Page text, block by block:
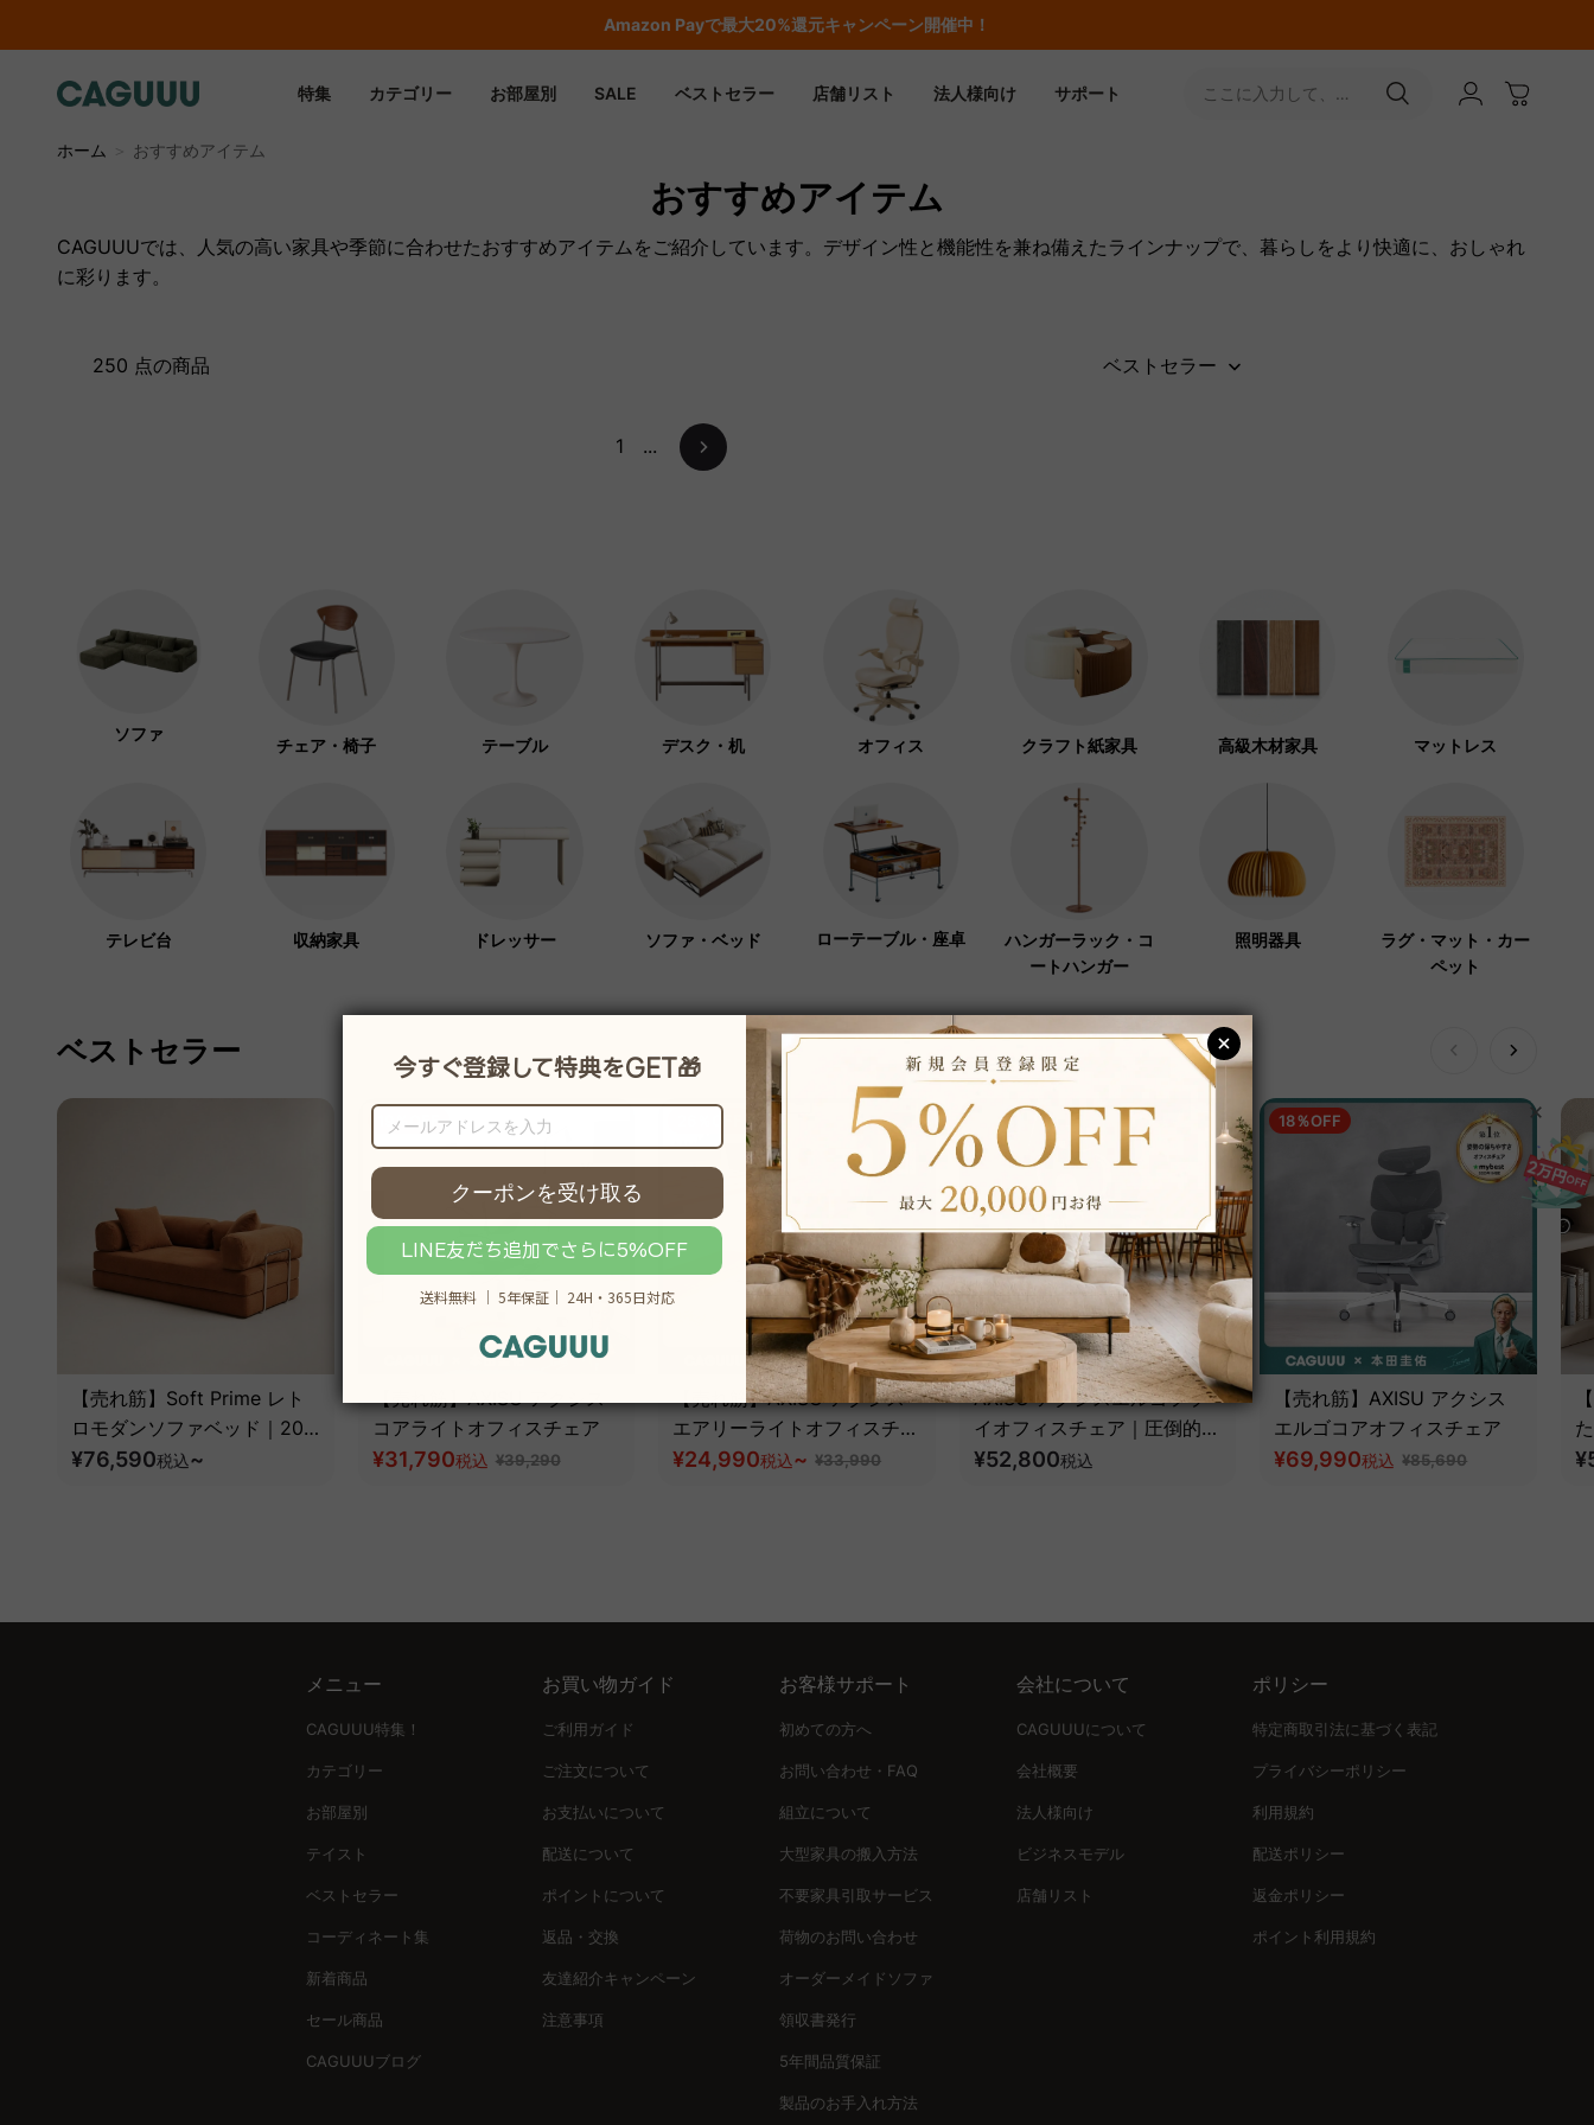
Amazon Payで最大20%還元キャンペーン開催中！
特集 カテゴリー お部屋別 SALE ベストセラー 店舗リスト 法人様向け サポート
ここに入力して、
ホーム
おすすめアイテム
おすすめアイテム
CAGUUUでは、人気の高い家具や季節に合わせたおすすめアイテムをご紹介しています。デザイン性と機能性を兼ね備えたラインナップで、暮らしをより快適に、おしゃれ
に彩ります。
250 点の商品 ベストセラー
1 ...
ソファ
チェア・椅子 テーブル デスク・机 オフィス クラフト紙家具 高級木材家具 マットレス
テレビ台 収納家具 ドレッサー ソファ・ベッド ローテーブル・座卓
ハンガーラック・コ
ートハンガー
照明器具
ラグ・マット・カー
ペット
ベストセラー
【売れ筋】Soft Prime レト
ロモダンソファベッド｜20
色以上から選べるコーデュロ
¥76,590税込~
19％OFF
【売れ筋】AXISU アクシス
コアライトオフィスチェア
¥31,790税込 ¥39,290
【売れ筋】AXISU アクシス
エアリーライトオフィスチェ
ア
¥24,990税込~ ¥33,990
AXISU アクシスエルゴフラ
イオフィスチェア｜圧倒的な
追従機能とフルサポート構造
¥52,800税込
18％OFF
【売れ筋】AXISU アクシス
エルゴコアオフィスチェア
¥69,990税込 ¥85,690
メニュー
CAGUUU特集！
カテゴリー
お部屋別
テイスト
ベストセラー
コーディネート集
新着商品
セール商品
CAGUUUブログ
お買い物ガイド
ご利用ガイド
ご注文について
お支払いについて
配送について
ポイントについて
返品・交換
友達紹介キャンペーン
注意事項
お客様サポート
初めての方へ
お問い合わせ・FAQ
組立について
大型家具の搬入方法
不要家具引取サービス
荷物のお問い合わせ
オーダーメイドソファ
領収書発行
5年間品質保証
製品のお手入れ方法
会社について
CAGUUUについて
会社概要
法人様向け
ビジネスモデル
店舗リスト
ポリシー
特定商取引法に基づく表記
プライバシーポリシー
利用規約
配送ポリシー
返金ポリシー
ポイント利用規約